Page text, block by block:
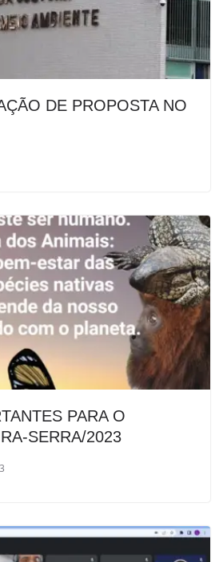
DE PROPOSTA NO
PARA O
SERRA/2023